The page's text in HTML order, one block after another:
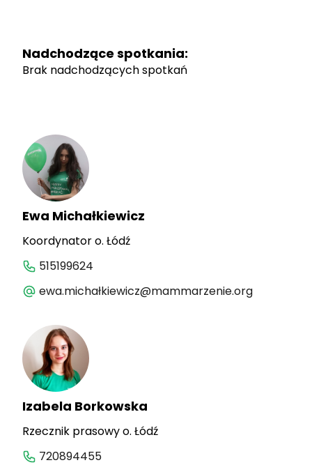
Nadchodzące spotkania:
Brak nadchodzących spotkań
Ewa Michałkiewicz
Koordynator o. Łódź
515199624
ewa.michałkiewicz@mammarzenie.org
Izabela Borkowska
Rzecznik prasowy o. Łódź
720894455